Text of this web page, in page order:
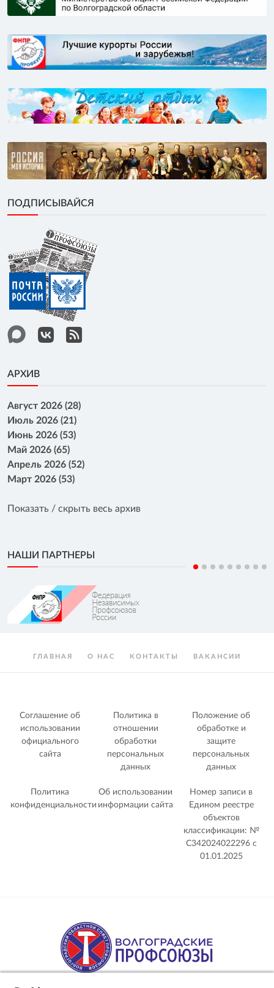
ПОДПИСЫВАЙСЯ
АРХИВ
Август 2026 (28)
Июль 2026 (21)
Июнь 2026 (53)
Май 2026 (65)
Апрель 2026 (52)
Март 2026 (53)
Показать / скрыть весь архив
НАШИ ПАРТНЕРЫ
ГЛАВНАЯ О НАС КОНТАКТЫ ВАКАНСИИ
Соглашение об
использовании
официального
сайта
Политика в
отношении
обработки
персональных
данных
Положение об
обработке и
защите
персональных
данных
Политика
конфиденциальности
Об использовании
информации сайта
Номер записи в
Едином реестре
объектов
классификации: №
С342024022296 c
01.01.2025